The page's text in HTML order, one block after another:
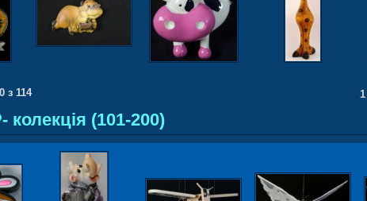
з 114 1
колекція (101-200)